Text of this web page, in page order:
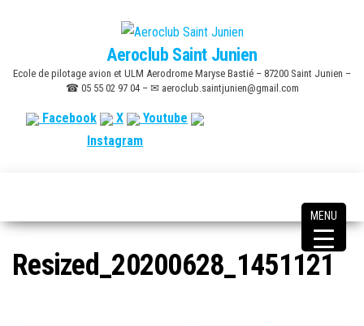
content
Aeroclub Saint Junien
Ecole de pilotage avion et ULM Aerodrome Maryse Bastié – 87200 Saint Junien –
☎ 05 55 02 97 04 – ✉ aeroclub.saintjunien@gmail.com
Facebook X
Youtube
Instagram
Resized_20200628_1451121
MENU